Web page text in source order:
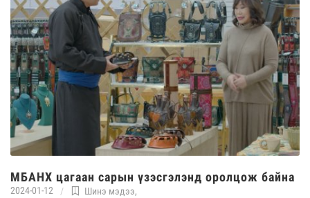
МБАНХ цагаан сарын үзэсгэлэнд оролцож байна
2024-01-12 Шинэ мэдээ,